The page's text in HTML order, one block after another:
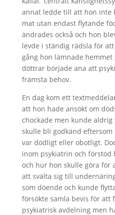
annat ledde till att hon inte
mat utan endast flytande
ändrades också och hon
levde i ständig rädsla för
gång hon lämnade hemmet
döttrar började ana att
främsta behov.
En dag kom ett
att hon hade ansökt om
chockade men kunde
skulle bli godkänd
var dödligt eller obotligt.
inom psykiatrin och förstod
och hur hon skulle göra för
att svälta sig till
som döende och kunde
försökte samla bevis för att
psykiatrisk avdelning men